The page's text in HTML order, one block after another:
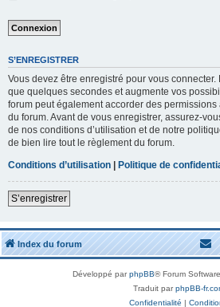
S’ENREGISTRER
Vous devez être enregistré pour vous connecter.
que quelques secondes et augmente vos
forum peut également accorder des
du forum. Avant de vous enregistrer, assurez-
de nos conditions d’utilisation et de notre
de bien lire tout le règlement du forum.
Conditions d’utilisation | Politique de
S’enregistrer
Index du forum
Développé parphpBB® Forum
Traduit parphpBB-
Confidentialité |